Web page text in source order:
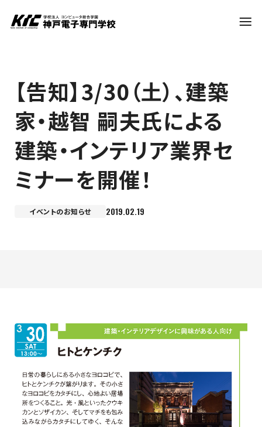
学科・コース
訪問者別
就職・資格
入試情報
+プラスラボ
1日最大2つの学科説明＆体験授業
オープン
キャンパス
【告知】3/30（土）、建築
家・越智 嗣夫氏による
建築・インテリア業界セ
ミナーを開催！
イベントのお知らせ 2019.02.19